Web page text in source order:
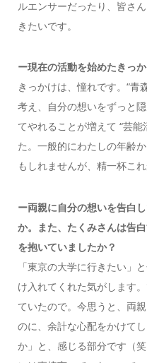
ルエンサーだったり、皆さ
きたいです。
ー現在の活動を始めたきっ
きっかけは、憧れです。“青
考え、自分の想いをずっと
てやれることが増えて “芸
た。一般的にわたしの年齢
もしれませんが、精一杯こ
ー両親に自分の想いを告白
か。また、たくみさんは告
を抱いていましたか？
「東京の大学に行きたい」
け入れてくれた気がします
ていたので。今思うと、両
のに、余計な心配をかけて
か」と、感じる部分です（